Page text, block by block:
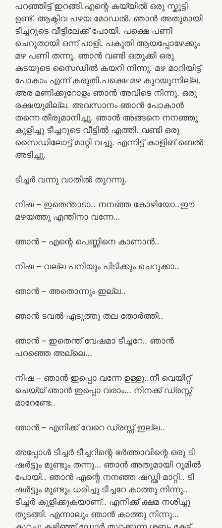
പറഞ്ഞിട്ട് ഇറങ്ങി.എന്റെ കയ്യിൽ ഒരു സ്കൂട്ടി
ഉണ്ട്. ആക്ടിവ പഴയ മോഡൽ. ഞാൻ അതുമായി
ടീച്ചറുടെ വീട്ടിലേക്ക് പോയി. പക്ഷെ പണി
ചെറുതായി ഒന്ന് പാളി. പകുതി ആയപ്പോഴേക്കും
മഴ പണി തന്നു. ഞാൻ വണ്ടി ഒതുക്കി ഒരു
കടയുടെ സൈഡിൽ കയറി നിന്നു. മഴ മാറിയിട്ട്
പോകാം എന്ന് കരുതി.പക്ഷെ മഴ കുറയുന്നില്ല.
അര മണിക്കൂറോളം ഞാൻ അവിടെ നിന്നു. ഒരു
രക്ഷയുമില്ല. അവസാനം ഞാൻ പോകാൻ
തന്നെ തീരുമാനിച്ചു. ഞാൻ അങ്ങനെ നനഞ്ഞു
കുളിച്ചു ടീച്ചറുടെ വീട്ടിൽ എത്തി. വണ്ടി ഒരു
സൈഡിലോട്ട് മാറ്റി വച്ചു. എന്നിട്ട് കാളിങ് ബെൽ
അടിച്ചു.
ടീച്ചർ വന്നു വാതിൽ തുറന്നു.
നിഷ – ഇതെന്താടാ.. നനഞ്ഞ കോഴിയോ..ഈ
മഴയത്തു എന്തിനാ വന്നേ…
ഞാൻ – എന്റെ പെണ്ണിനെ കാണാൻ..
നിഷ – വല്ല പനിയും പിടിക്കും ചെറുക്കാ..
ഞാൻ – അതൊന്നും ഇല്ല..
ഞാൻ ടവൽ എടുത്തു തല തോർത്തി..
ഞാൻ – ഇതെന്ത് വേഷമാ ടീച്ചറേ.. ഞാൻ
പറഞ്ഞെ അല്ലെ…
നിഷ – ഞാൻ ഇപ്പൊ വന്നേ ഉള്ളൂ..നീ വെയിറ്റ്
ചെയ്യ് ഞാൻ ഇപ്പൊ വരാം… നിനക്ക് ഡ്രസ്സ്‌
മാറേണ്ടേ..
ഞാൻ – എനിക്ക് വേറെ ഡ്രസ്സ്‌ ഇല്ല..
അപ്പോൾ ടീച്ചർ ടീച്ചറിന്റെ ഭർത്താവിന്റെ ഒരു ടി
ഷർട്ടും മുണ്ടും തന്നു… ഞാൻ അതുമായി റൂമിൽ
പോയി.. ഞാൻ എന്റെ നനഞ്ഞ ഷഡ്ഢി മാറ്റി.. ടി
ഷർട്ടും മുണ്ടും ധരിച്ചു ടീച്ചറേ കാത്തു നിന്നു..
ടീച്ചർ കുളിക്കുകയാണ്.. എനിക്ക് ക്ഷമ നശിച്ചു
തുടങ്ങി. എന്നാലും ഞാൻ കാത്തു നിന്നു…